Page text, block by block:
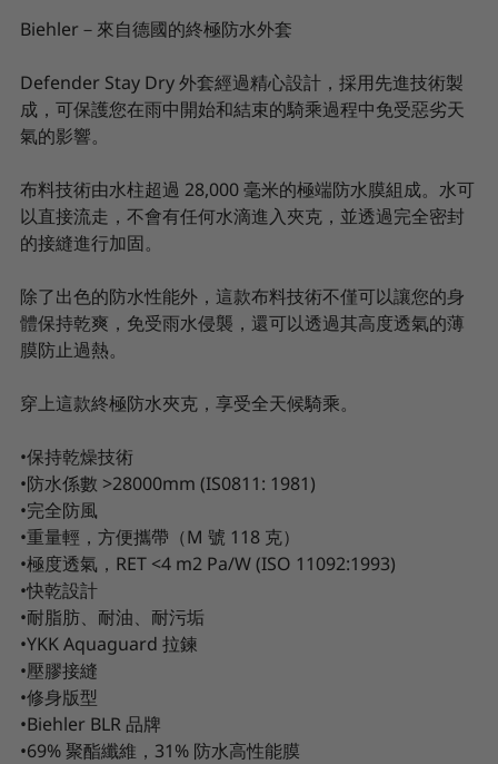
Biehler－來自德國的終極防水外套
Defender Stay Dry 外套經過精心設計，採用先進技術製
成，可保護您在雨中開始和結束的騎乘過程中免受惡劣天
氣的影響。
布料技術由水柱超過 28,000 毫米的極端防水膜組成。水可
以直接流走，不會有任何水滴進入夾克，並透過完全密封
的接縫進行加固。
除了出色的防水性能外，這款布料技術不僅可以讓您的身
體保持乾爽，免受雨水侵襲，還可以透過其高度透氣的薄
膜防止過熱。
穿上這款終極防水夾克，享受全天候騎乘。
•保持乾燥技術
•防水係數 >28000mm (IS0811: 1981)
•完全防風
•重量輕，方便攜帶（M 號 118 克）
•極度透氣，RET <4 m2 Pa/W (ISO 11092:1993)
•快乾設計
•耐脂肪、耐油、耐污垢
•YKK Aquaguard 拉鍊
•壓膠接縫
•修身版型
•Biehler BLR 品牌
•69% 聚酯纖維，31% 防水高性能膜